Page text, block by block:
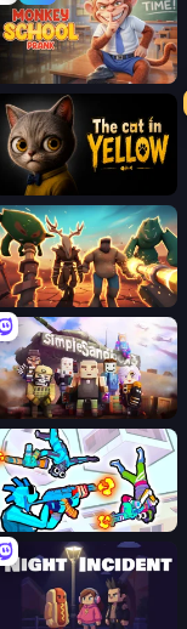
Monkey School Prank
The Cat in Yellow
Horde Crusher
Simple Sandbox 3
Gravity Arena Shooter